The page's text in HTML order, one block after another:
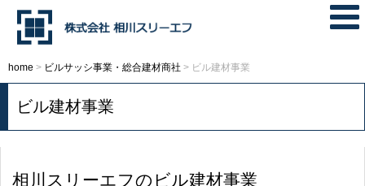
home > ビルサッシ事業・総合建材商社 > ビル建材事業
ビル建材事業
相川スリーエフのビル建材事業